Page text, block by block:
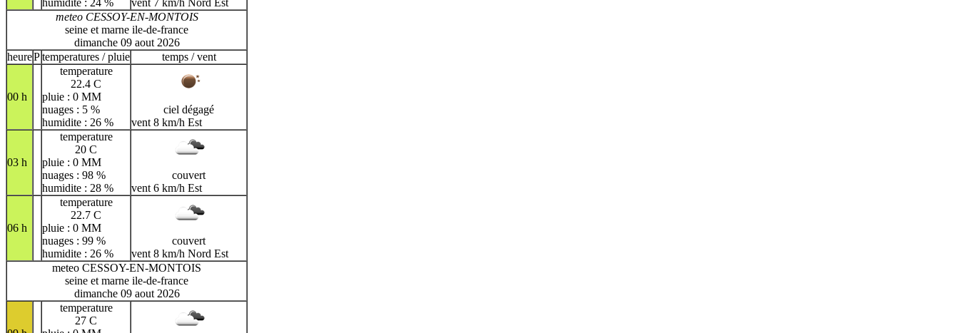
meteo CESSOY-EN-MONTOIS
seine et marne ile-de-france
dimanche 09 aout 2026
heurePtemperatures / pluie temps / vent
00 h
temperature
22.4 C
pluie : 0 MM
nuages : 5 %
humidite : 26 %
ciel dégagé
vent 8 km/h Est
03 h
temperature
20 C
pluie : 0 MM
nuages : 98 %
humidite : 28 %
couvert
vent 6 km/h Est
06 h
temperature
22.7 C
pluie : 0 MM
nuages : 99 %
humidite : 26 %
couvert
vent 8 km/h Nord Est
meteo CESSOY-EN-MONTOIS
seine et marne ile-de-france
dimanche 09 aout 2026
temperature
27 C